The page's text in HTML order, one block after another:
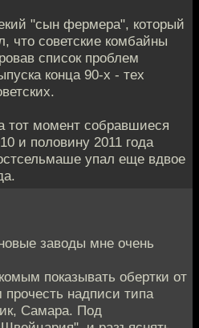
"сын фермера", который
что советские комбайны
список проблем
конца 90-х - тех
тот момент собравшиеся
и половину 2011 года
упал еще вдвое
заводы мне очень
показывать обертки от
надписи типа
Самара. Под